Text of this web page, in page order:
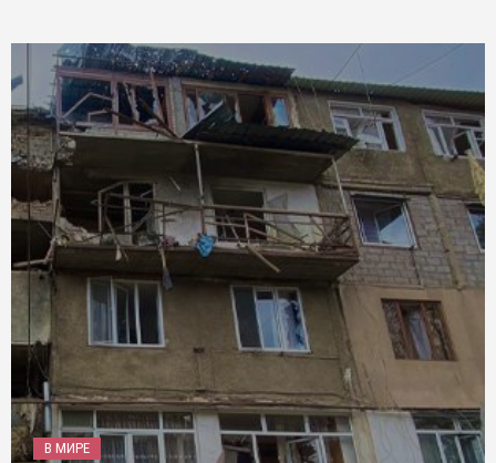
В МИРЕ